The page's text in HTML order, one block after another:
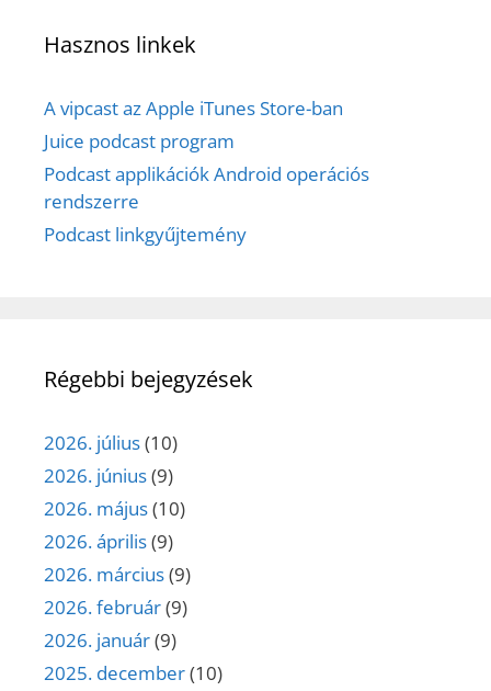
Hasznos linkek
A vipcast az Apple iTunes Store-ban
Juice podcast program
Podcast applikációk Android operációs
rendszerre
Podcast linkgyűjtemény
Régebbi bejegyzések
2026. július(10)
2026. június(9)
2026. május(10)
2026. április(9)
2026. március(9)
2026. február(9)
2026. január(9)
2025. december(10)